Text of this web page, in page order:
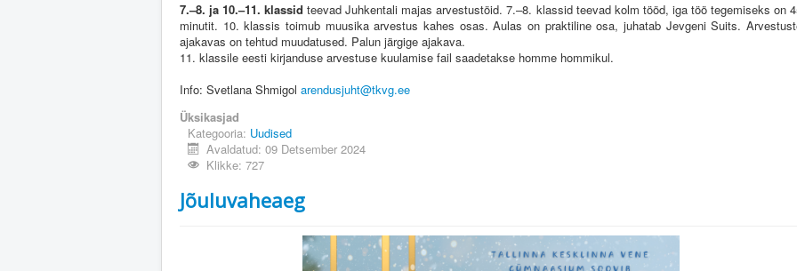
7.–8. ja 10.–11. klassid teevad Juhkentali majas arvestustöid. 7.–8. klassid teevad kolm tööd, iga töö tegemiseks on
minutit. 10. klassis toimub muusika arvestus kahes osas. Aulas on praktiline osa, juhatab Jevgeni Suits.
ajakavas on tehtud muudatused. Palun järgige ajakava.
11. klassile eesti kirjanduse arvestuse kuulamise fail saadetakse homme hommikul.
Info: Svetlana Shmigol arendusjuht@tkvg.ee
Üksikasjad
Kategooria: Uudised
Avaldatud: 09 Detsember 2024
Klikke: 727
Jõuluvaheaeg